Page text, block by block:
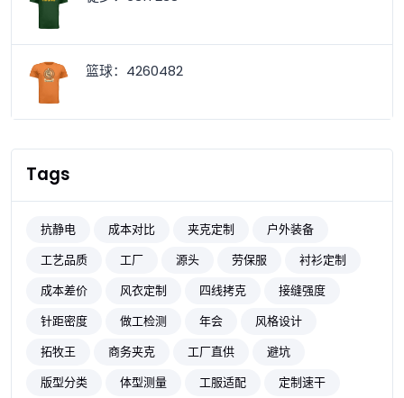
篮球：4260482
Tags
抗静电 成本对比 夹克定制
户外装备
工艺品质
工厂 源头 劳保服
衬衫定制
成本差价
风衣定制 四线拷克
接缝强度
针距密度
做工检测 年会
风格设计
拓牧王
商务夹克 工厂直供
避坑
版型分类
体型测量 工服适配
定制速干